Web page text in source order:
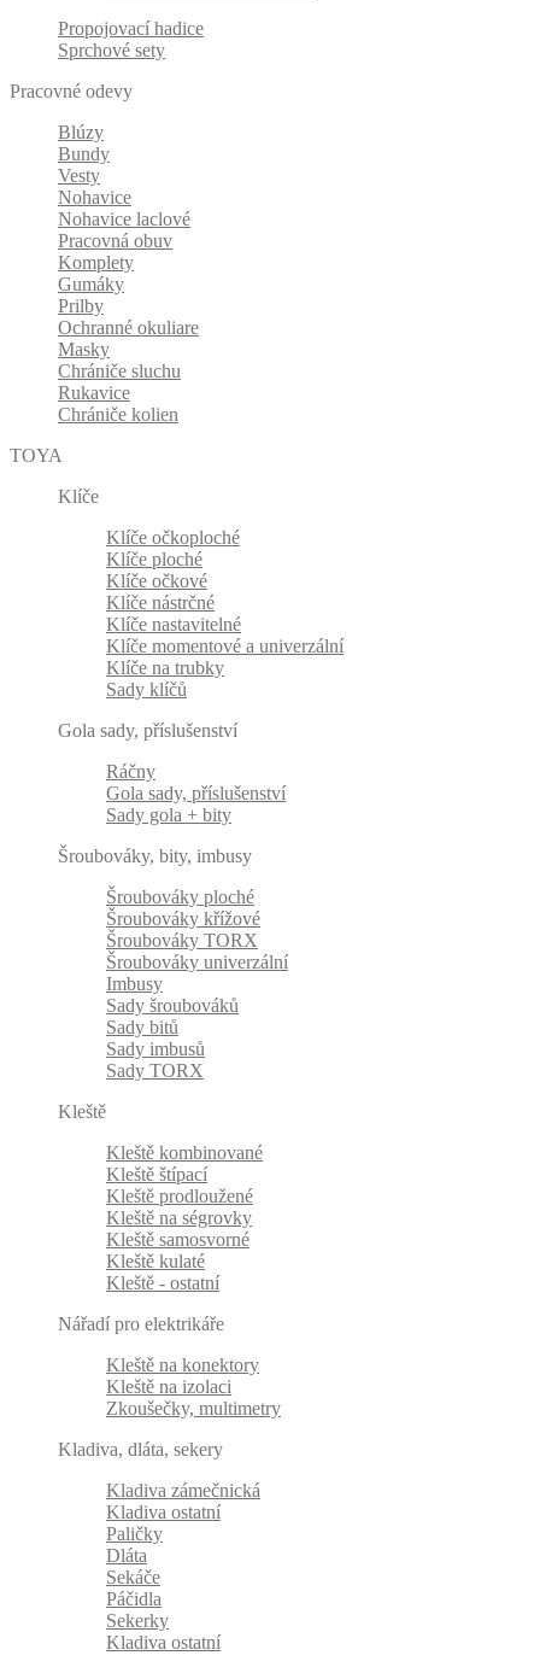
Propojovací hadice
Sprchové sety
Pracovné odevy
Blúzy
Bundy
Vesty
Nohavice
Nohavice laclové
Pracovná obuv
Komplety
Gumáky
Prilby
Ochranné okuliare
Masky
Chrániče sluchu
Rukavice
Chrániče kolien
TOYA
Klíče
Klíče očkoploché
Klíče ploché
Klíče očkové
Klíče nástrčné
Klíče nastavitelné
Klíče momentové a univerzální
Klíče na trubky
Sady klíčů
Gola sady, příslušenství
Ráčny
Gola sady, příslušenství
Sady gola + bity
Šroubováky, bity, imbusy
Šroubováky ploché
Šroubováky křížové
Šroubováky TORX
Šroubováky univerzální
Imbusy
Sady šroubováků
Sady bitů
Sady imbusů
Sady TORX
Kleště
Kleště kombinované
Kleště štípací
Kleště prodloužené
Kleště na ségrovky
Kleště samosvorné
Kleště kulaté
Kleště - ostatní
Nářadí pro elektrikáře
Kleště na konektory
Kleště na izolaci
Zkoušečky, multimetry
Kladiva, dláta, sekery
Kladiva zámečnická
Kladiva ostatní
Paličky
Dláta
Sekáče
Páčidla
Sekerky
Kladiva ostatní